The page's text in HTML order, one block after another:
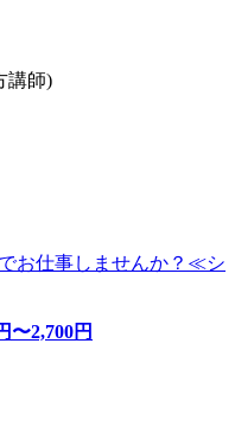
講師)
お仕事しませんか？≪シ
〜2,700円